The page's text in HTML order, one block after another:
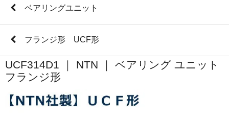
ベアリングユニット
フランジ形 UCF形
UCF314D1 ｜ NTN ｜ ベアリング ユニット
フランジ形